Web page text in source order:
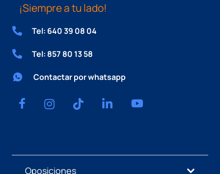
¡Siempre a tu lado!
Tel: 640 39 08 04
Tel: 857 80 13 58
Contactar por whatsapp
Oposiciones